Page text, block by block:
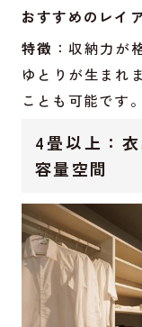
おすすめのレイ
特徴 ：収納力が
ゆとりが生まれ
ことも可能です。
4畳以上：
容量空間